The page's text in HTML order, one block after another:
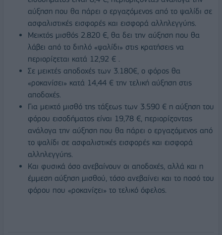
αύξηση που θα πάρει ο εργαζόμενος από το ψαλίδι σε
ασφαλιστικές εισφορές και εισφορά αλληλεγγύης.
Μεικτός μισθός 2.820 €, θα δει την αύξηση που θα
λάβει από το διπλό «ψαλίδι» στις κρατήσεις να
περιορίζεται κατά 12,92 € .
Σε μεικτές αποδοχές των 3.180€, ο φόρος θα
«ροκανίσει» κατά 14,44 € την τελική αύξηση στις
αποδοχές.
Για μεικτό μισθό της τάξεως των 3.590 € η αύξηση του
φόρου εισοδήματος είναι 19,78 €, περιορίζοντας
ανάλογα την αύξηση που θα πάρει ο εργαζόμενος από
το ψαλίδι σε ασφαλιστικές εισφορές και εισφορά
αλληλεγγύης.
Και φυσικά όσο ανεβαίνουν οι αποδοχές, αλλά και η
έμμεση αύξηση μισθού, τόσο ανεβαίνει και το ποσό του
φόρου που «ροκανίζει» το τελικό όφελος.